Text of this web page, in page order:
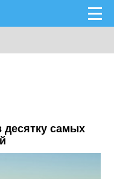
десятку самых